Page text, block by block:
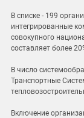
В списке - 199
интегрированные
совокупного
составляет более
В число
Транспортные
Включение